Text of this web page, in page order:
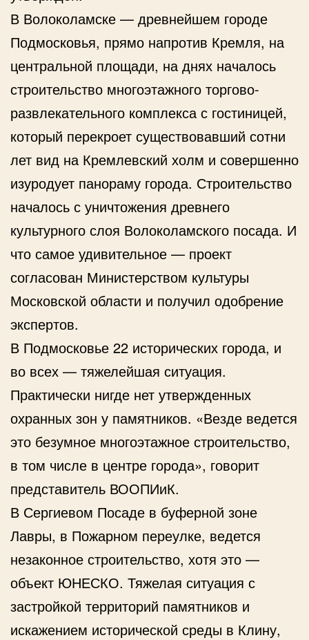
В Волоколамске — древнейшем городе
Подмосковья, прямо напротив Кремля, на
центральной площади, на днях началось
строительство многоэтажного торгово-
развлекательного комплекса с гостиницей,
который перекроет существовавший сотни
лет вид на Кремлевский холм и совершенно
изуродует панораму города. Строительство
началось с уничтожения древнего
культурного слоя Волоколамского посада. И
что самое удивительное — проект
согласован Министерством культуры
Московской области и получил одобрение
экспертов.
В Подмосковье 22 исторических города, и
во всех — тяжелейшая ситуация.
Практически нигде нет утвержденных
охранных зон у памятников. «Везде ведется
это безумное многоэтажное строительство,
в том числе в центре города», говорит
представитель ВООПИиК.
В Сергиевом Посаде в буферной зоне
Лавры, в Пожарном переулке, ведется
незаконное строительство, хотя это —
объект ЮНЕСКО. Тяжелая ситуация с
застройкой территорий памятников и
искажением исторической среды в Клину,